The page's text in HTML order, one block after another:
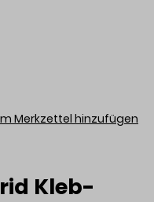
Merkzettel hinzufügen
Kleb-